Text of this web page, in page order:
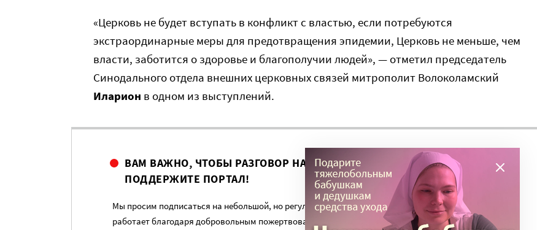
«Церковь не будет вступать в конфликт с властью, если потребуются
экстраординарные меры для предотвращения эпидемии, Церковь не меньше, чем
власти, заботится о здоровье и благополучии людей», — отметил председатель
Синодального отдела внешних церковных связей митрополит Волоколамский
Иларион в одном из выступлений.
ВАМ ВАЖНО, ЧТОБЫ РАЗГОВОР НА ЭТУ ТЕМУ ПРОДОЛЖИЛСЯ?
ПОДДЕРЖИТЕ ПОРТАЛ!
Мы просим подписаться на небольшой, но регулярный платеж в пользу нашего сайта. Милосердие.ru
работает благодаря добровольным пожертвованиям наших читателей. На командировки, съемки,